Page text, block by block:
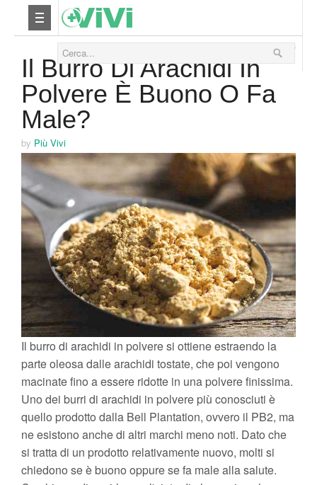
Yoga
Bellezza
Fitness
Relax
Viaggi & Vacanze
26 Gennaio 2018
Il Burro Di Arachidi In
Polvere È Buono O Fa
Male?
by Più Vivi
Il burro di arachidi in polvere si ottiene estraendo la
parte oleosa dalle arachidi tostate, che poi vengono
macinate fino a essere ridotte in una polvere finissima.
Uno dei burri di arachidi in polvere più conosciuti è
quello prodotto dalla Bell Plantation, ovvero il PB2, ma
ne esistono anche di altri marchi meno noti. Dato che
si tratta di un prodotto relativamente nuovo, molti si
chiedono se è buono oppure se fa male alla salute.